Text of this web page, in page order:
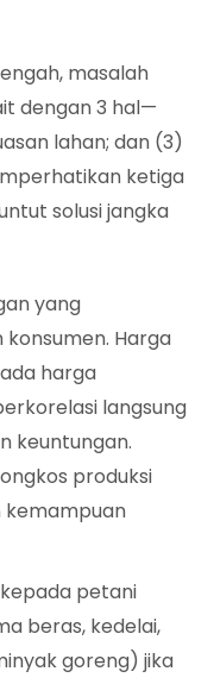
masalah
dengan 3 hal—
lahan; dan (3)
ketiga
solusi jangka
yang
Harga
harga
langsung
keuntungan.
produksi
kemampuan
petani
beras, kedelai,
goreng) jika